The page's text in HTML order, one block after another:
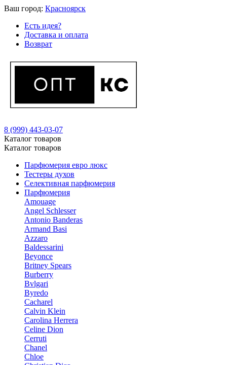
Ваш город: Красноярск
Есть идея?
Доставка и оплата
Возврат
8 (999) 443-03-07
Каталог товаров
Каталог товаров
Парфюмерия евро люкс
Тестеры духов
Селективная парфюмерия
Парфюмерия
Amouage
Angel Schlesser
Antonio Banderas
Armand Basi
Azzaro
Baldessarini
Beyonce
Britney Spears
Burberry
Bvlgari
Byredo
Cacharel
Calvin Klein
Carolina Herrera
Celine Dion
Cerruti
Chanel
Chloe